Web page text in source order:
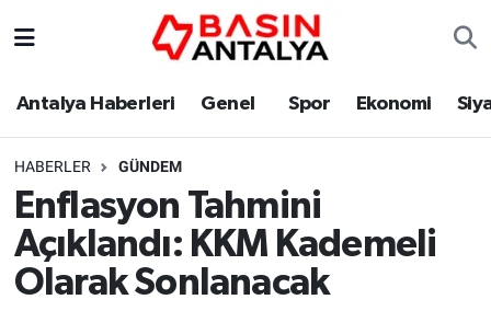
Antalya Haberleri Genel Spor Ekonomi
HABERLER GÜNDEM
Enflasyon Tahmini
Açıklandı: KKM Kademeli
Olarak Sonlanacak